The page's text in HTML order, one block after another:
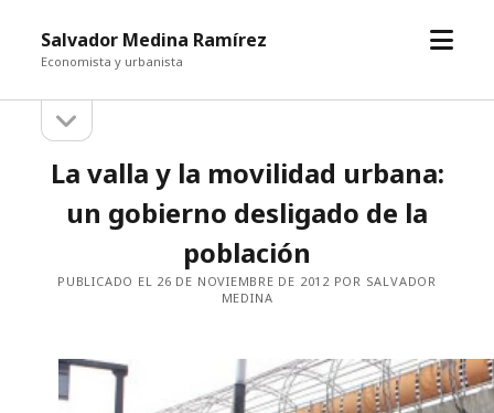
Salvador Medina Ramírez
Economista y urbanista
abrir
Barra
lateral
la
lateral
La valla y la movilidad urbana:
un gobierno desligado de la
población
PUBLICADO EL 26 DE NOVIEMBRE DE 2012 POR SALVADOR
MEDINA